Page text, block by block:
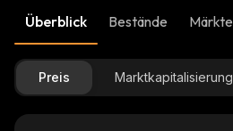
Überblick Bestände Märkte
Preis Marktkapitalisierung